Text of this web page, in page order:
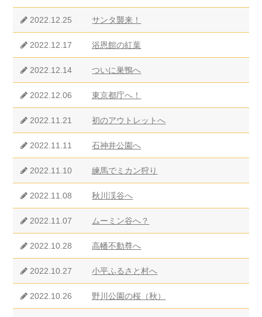
2022.12.25 サンタ襲来！
2022.12.17 浴恩館の紅葉
2022.12.14 ついに巣鴨へ
2022.12.06 東京都庁へ！
2022.11.21 初のアウトレットへ
2022.11.11 石神井公園へ
2022.11.10 練馬でミカン狩り
2022.11.08 秋川渓谷へ
2022.11.07 ムーミン谷へ？
2022.10.28 高幡不動尊へ
2022.10.27 小平ふるさと村へ
2022.10.26 野川公園の桜（秋）